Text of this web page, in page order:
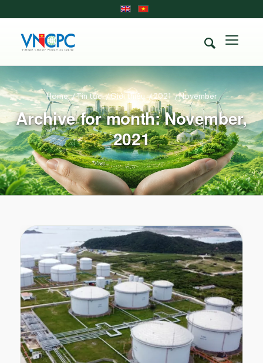
Archive for month: November,
2021
Home /Tin tức /Giới thiệu /2021 /November